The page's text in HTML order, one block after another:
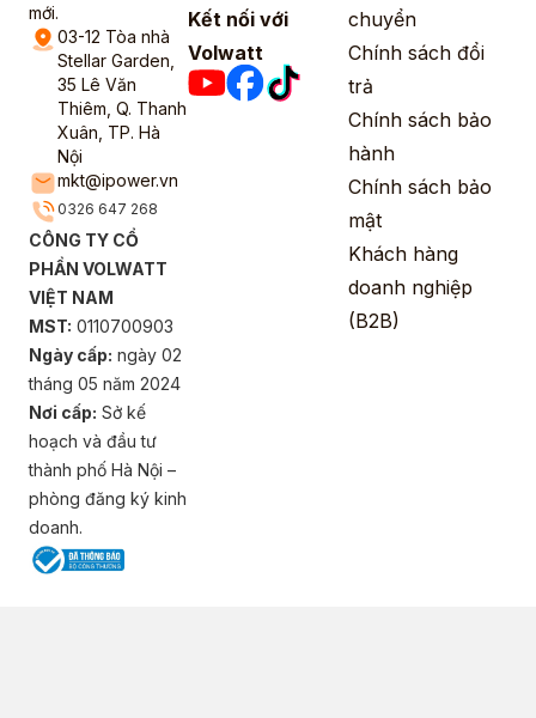
mới.
03-12 Tòa nhà
Stellar Garden,
35 Lê Văn
Thiêm, Q. Thanh
Xuân, TP. Hà
Nội
mkt@ipower.vn
0326 647 268
CÔNG TY CỔ
PHẦN VOLWATT
VIỆT NAM
MST: 0110700903
Ngày cấp: ngày 02
tháng 05 năm 2024
Nơi cấp: Sở kế
hoạch và đầu tư
thành phố Hà Nội –
phòng đăng ký kinh
doanh.
Kết nối với
Volwatt
chuyển
Chính sách đổi
trả
Chính sách bảo
hành
Chính sách bảo
mật
Khách hàng
doanh nghiệp
(B2B)